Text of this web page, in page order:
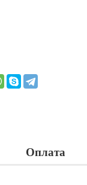
Оплата